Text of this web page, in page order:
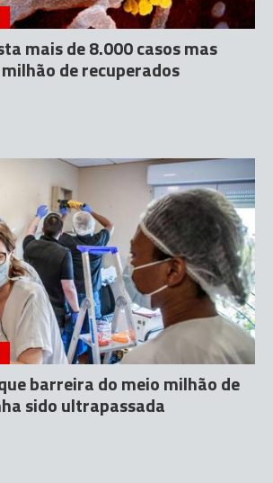
mais de 8.000 casos mas
de recuperados
barreira do meio milhão de
sido ultrapassada